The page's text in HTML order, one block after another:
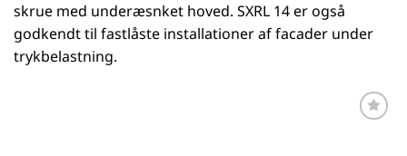
skrue med underæsnket hoved. SXRL 14 er også
godkendt til fastlåste installationer af facader under
trykbelastning.